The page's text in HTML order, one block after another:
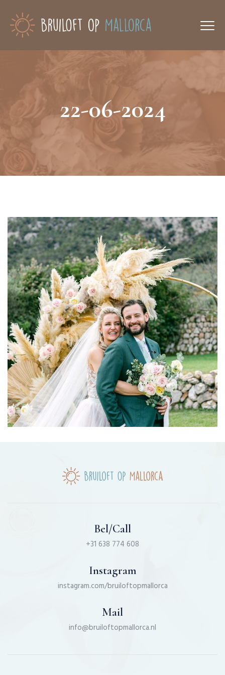
22-06-2024
Renée & Koen
22-06-2024
Bel/Call
+31 638 774 608
Instagram
instagram.com/bruiloftopmallorca
Mail
info@bruiloftopmallorca.nl